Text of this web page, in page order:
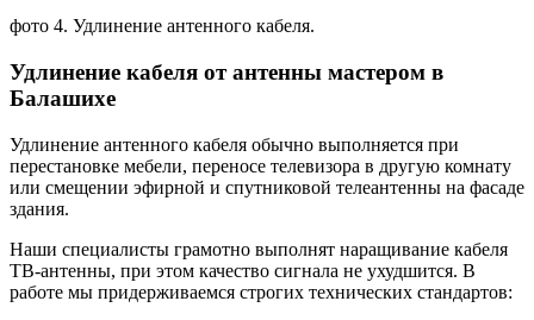
фото 4. Удлинение антенного кабеля.
Удлинение кабеля от антенны мастером в
Балашихе
Удлинение антенного кабеля обычно выполняется при
перестановке мебели, переносе телевизора в другую комнату
или смещении эфирной и спутниковой телеантенны на фасаде
здания.
Наши специалисты грамотно выполнят наращивание кабеля
ТВ-антенны, при этом качество сигнала не ухудшится. В
работе мы придерживаемся строгих технических стандартов: